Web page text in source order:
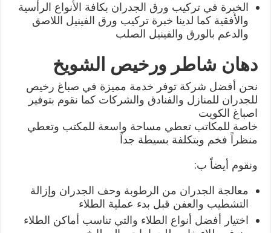
الخبرة في تركيب ورق الجدران بكافة الأنواع الرأسية
والأفقية كما لدينا خبرة تركيب ورق الفينيل اللاصق
والدعم بالورق والفينيل الصلب
دهان شاطر ورخيص الشويخ
نحن أفضل شركة توفر خدمة مميزة في صباغ رخيص
للجدران للمنازل والفنادق والشركات كما نقوم بتوفير
اصباغ الكويت
خاصة للمكاتب تعطي مساحة واسعة للمكتب وتعطي
منظراً فخم وبتكلفة بسيطة جداً
ونقوم أيضاً ب:
معالجة الجدران من الرطوبة وحف الجدران وإزالة
التشطيب والعفن قبل بدء عملية الطلاء
اختيار أفضل أنواع الطلاء والتي تناسب أماكن الطلاء